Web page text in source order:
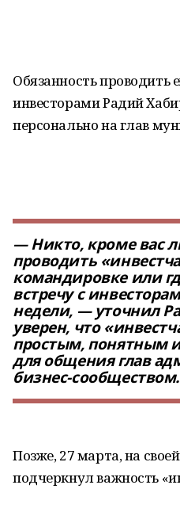
Обязанность проводить
инвесторами Радий
персонально на глав
— Никто, кроме вас
проводить
командировке или
встречу с
недели, — уточнил
уверен, что
простым, понятным
для общения глав
бизнес-сообществом.
Позже, 27 марта, на
подчеркнул важность